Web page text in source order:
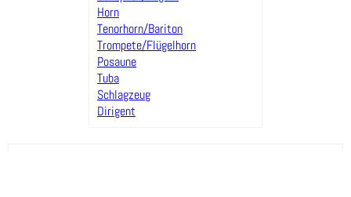
Horn
Tenorhorn/Bariton
Trompete/Flügelhorn
Posaune
Tuba
Schlagzeug
Dirigent